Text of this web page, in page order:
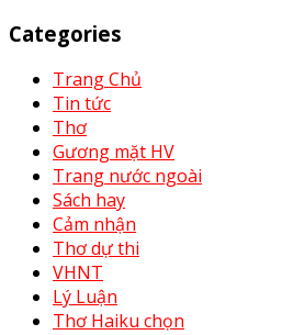
Categories
Trang Chủ
Tin tức
Thơ
Gương mặt HV
Trang nước ngoài
Sách hay
Cảm nhận
Thơ dự thi
VHNT
Lý Luận
Thơ Haiku chọn